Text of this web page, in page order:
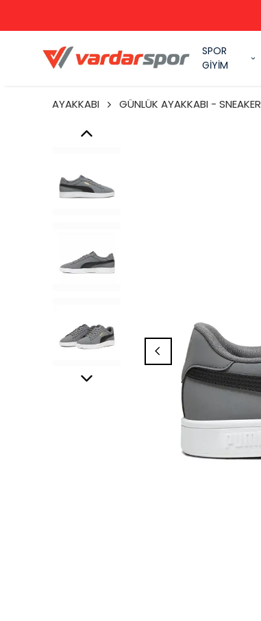
SPOR
GİYİM
AYAKKABI GÜNLÜK AYAKKABI - SNEAKER